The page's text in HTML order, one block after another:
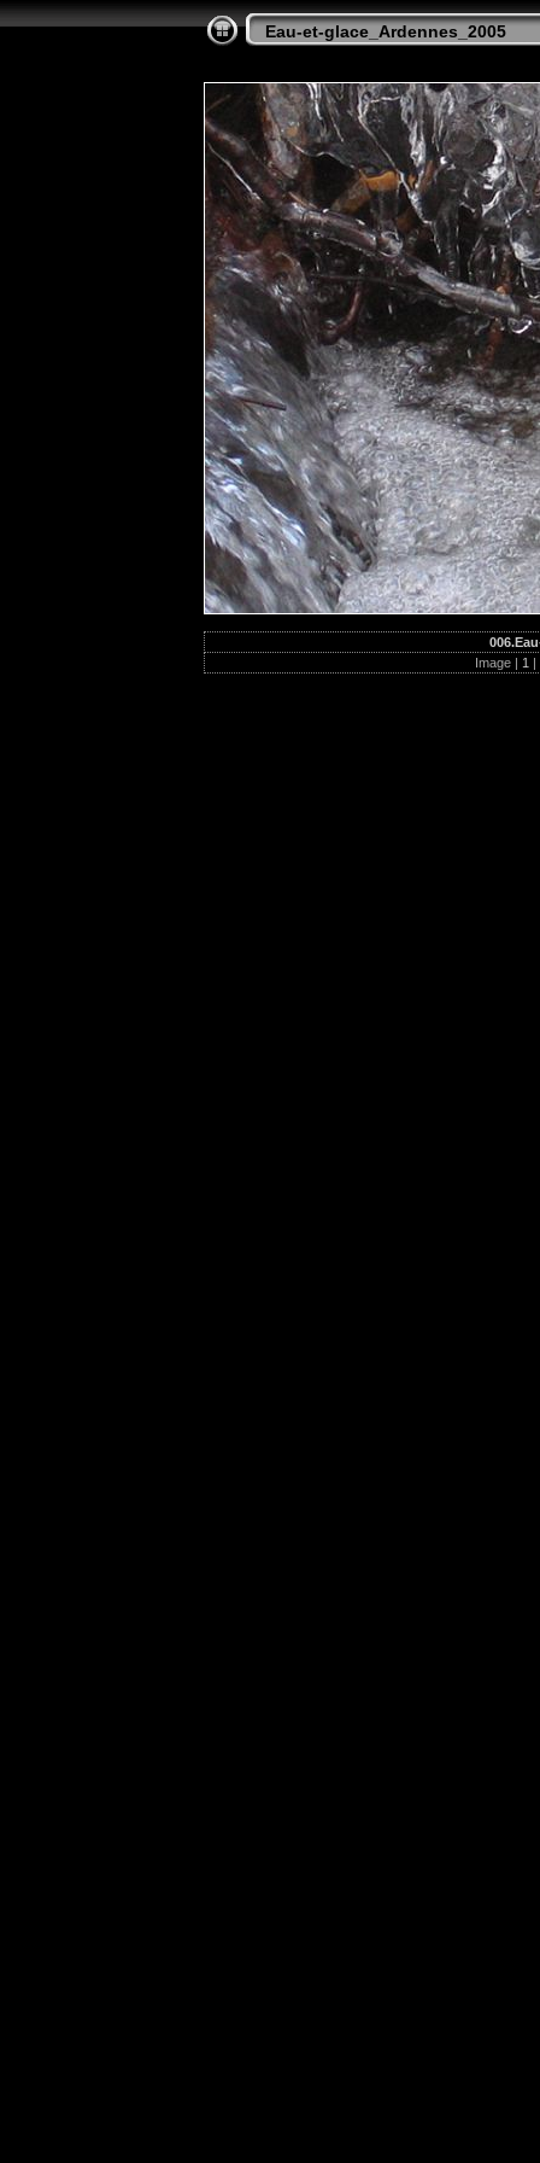
Eau-et-glace_Ardennes_2005
Image | 1 |